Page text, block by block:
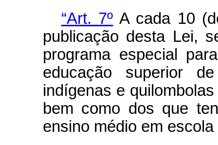
“Art. 7º A cada 10
publicação desta Lei,
programa especial
educação superior
indígenas e
bem como dos que
ensino médio em